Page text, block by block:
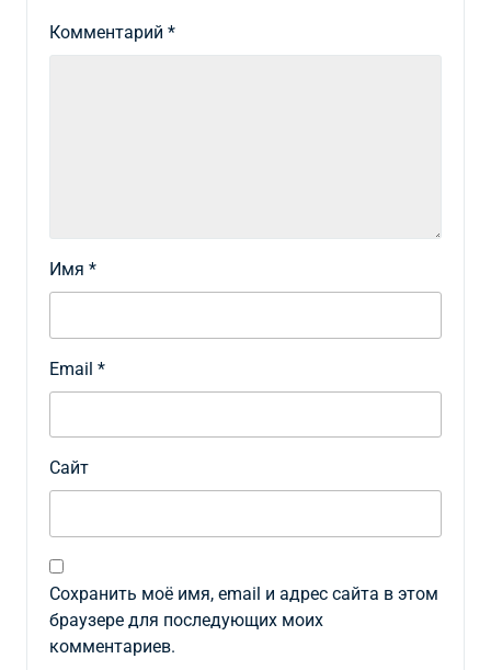
Комментарий *
Имя *
Email *
Сайт
Сохранить моё имя, email и адрес сайта в этом
браузере для последующих моих
комментариев.